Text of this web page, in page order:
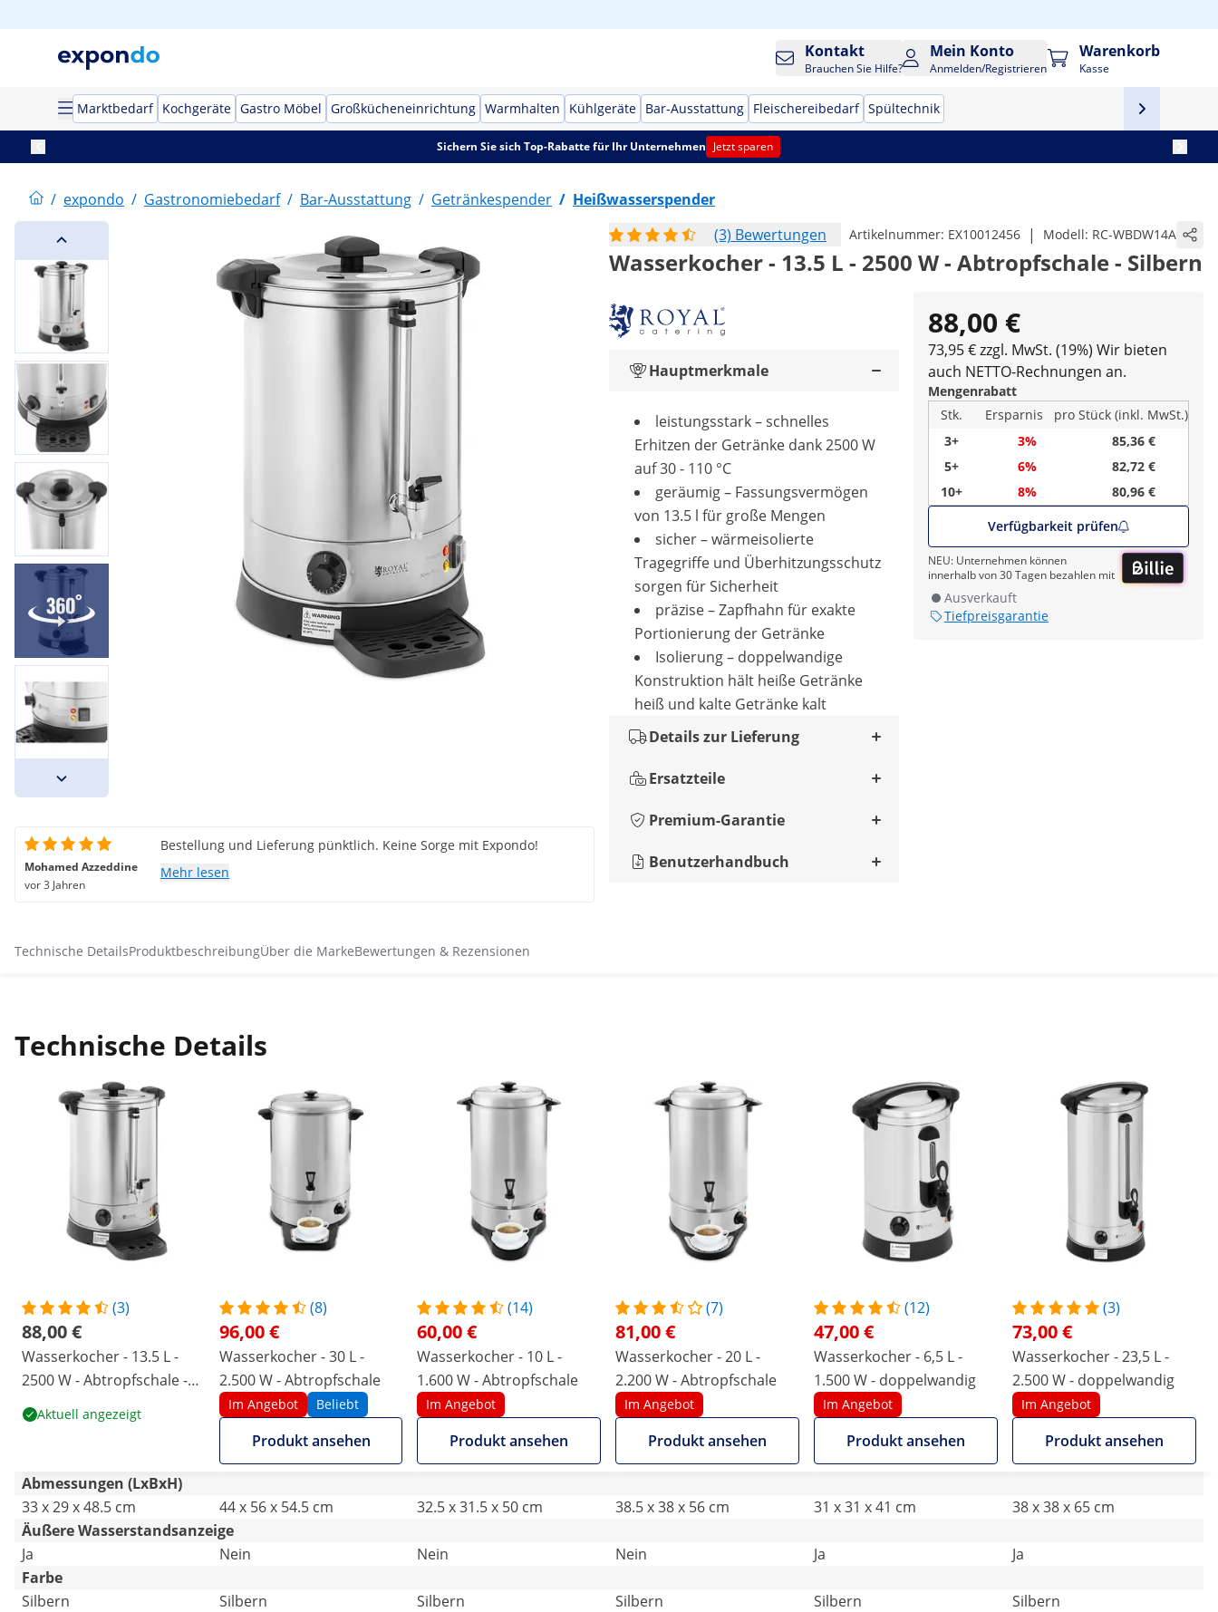
Kontakt
Brauchen Sie Hilfe?
Mein Konto
Anmelden/Registrieren
Warenkorb
Kasse
Marktbedarf Kochgeräte Gastro Möbel Großkücheneinrichtung Warmhalten Kühlgeräte Bar-Ausstattung Fleischereibedarf Spültechnik
Sichern Sie sich Top-Rabatte für Ihr Unternehmen Jetzt sparen
/ expondo / Gastronomiebedarf / Bar-Ausstattung / Getränkespender / Heißwasserspender
(3) Bewertungen
Artikelnummer: EX10012456 | Modell: RC-WBDW14A
Wasserkocher - 13.5 L - 2500 W - Abtropfschale - Silbern
88,00 €
73,95 € zzgl. MwSt. (19%) Wir bieten
auch NETTO-Rechnungen an.
Mengenrabatt
Stk.
Ersparnis
pro Stück (inkl. MwSt.)
3+
3%
85,36 €
5+
6%
82,72 €
10+
8%
80,96 €
Verfügbarkeit prüfen
NEU: Unternehmen können
innerhalb von 30 Tagen bezahlen mit
Ausverkauft
Tiefpreisgarantie
Hauptmerkmale
leistungsstark – schnelles
Erhitzen der Getränke dank 2500 W
auf 30 - 110 °C
geräumig – Fassungsvermögen
von 13.5 l für große Mengen
sicher – wärmeisolierte
Tragegriffe und Überhitzungsschutz
sorgen für Sicherheit
präzise – Zapfhahn für exakte
Portionierung der Getränke
Isolierung – doppelwandige
Konstruktion hält heiße Getränke
heiß und kalte Getränke kalt
Details zur Lieferung
Ersatzteile
Premium-Garantie
Benutzerhandbuch
Mohamed Azzeddine
vor 3 Jahren
Bestellung und Lieferung pünktlich. Keine Sorge mit Expondo!
Mehr lesen
Technische DetailsProduktbeschreibungÜber die MarkeBewertungen & Rezensionen
Technische Details
(3)
88,00 €
Wasserkocher - 13.5 L -
2500 W - Abtropfschale -
Silbern
Aktuell angezeigt
(8)
96,00 €
Wasserkocher - 30 L -
2.500 W - Abtropfschale
Im Angebot Beliebt
Produkt ansehen
(14)
60,00 €
Wasserkocher - 10 L -
1.600 W - Abtropfschale
Im Angebot
Produkt ansehen
(7)
81,00 €
Wasserkocher - 20 L -
2.200 W - Abtropfschale
Im Angebot
Produkt ansehen
(12)
47,00 €
Wasserkocher - 6,5 L -
1.500 W - doppelwandig
Im Angebot
Produkt ansehen
(3)
73,00 €
Wasserkocher - 23,5 L -
2.500 W - doppelwandig
Im Angebot
Produkt ansehen
Abmessungen (LxBxH)
33 x 29 x 48.5 cm
44 x 56 x 54.5 cm 32.5 x 31.5 x 50 cm 38.5 x 38 x 56 cm 31 x 31 x 41 cm
38 x 38 x 65 cm
Äußere Wasserstandsanzeige
Ja
Nein Nein Nein Ja
Ja
Farbe
Silbern
Silbern Silbern Silbern Silbern
Silbern